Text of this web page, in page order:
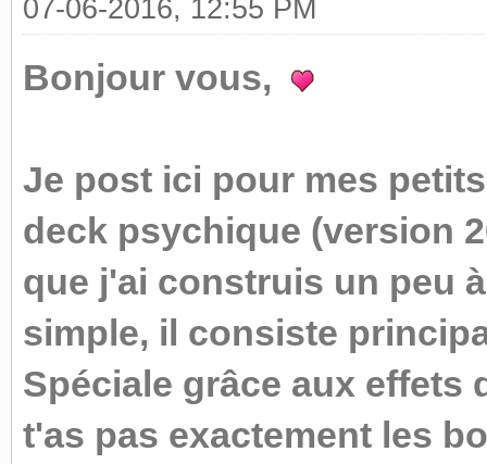
07-06-2016, 12:55 PM
Bonjour vous,
Je post ici pour mes
deck psychique (version
que j'ai construis un peu
simple, il consiste
Spéciale grâce aux effets
t'as pas exactement les